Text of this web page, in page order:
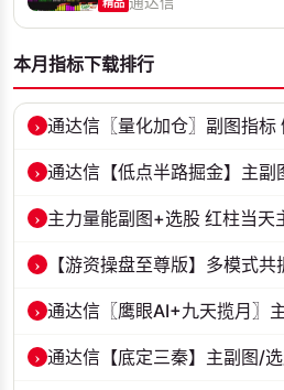
精品
本月指标下载排行
›
›
›
›
›
›